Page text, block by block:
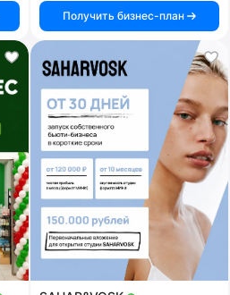
Получить бизнес-план